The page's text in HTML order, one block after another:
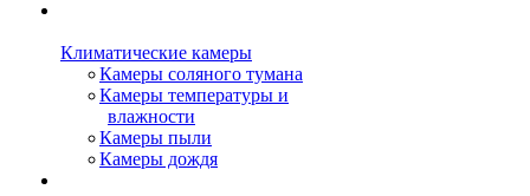
Климатические камеры
Камеры соляного тумана
Камеры температуры и
влажности
Камеры пыли
Камеры дождя